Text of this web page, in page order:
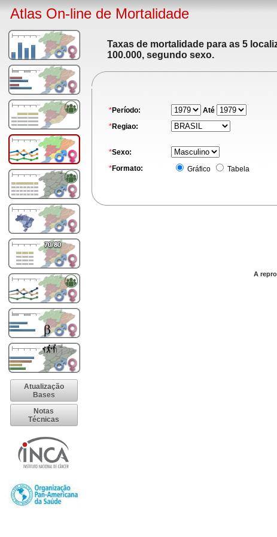
Atlas On-line de Mortalidade
Atualização
Bases
Notas
Técnicas
Taxas de mortalidade para as 5
100.000, segundo sexo.
*Período:
Até
*Regiao:
*Sexo:
*Formato: Gráfico Tabela
A